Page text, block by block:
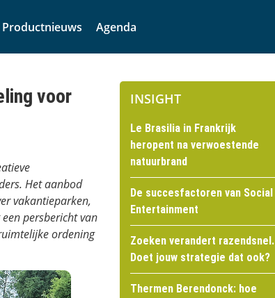
Productnieuws Agenda
voor
Het aanbod
vakantieparken,
persbericht van
ordening
INSIGHT
Le Brasilia in Frankrijk
heropent na verwoestende
natuurbrand
De succesfactoren van Social
Entertainment
Zoeken verandert razendsnel.
Doet jouw strategie dat ook?
Thermen Berendonck: hoe